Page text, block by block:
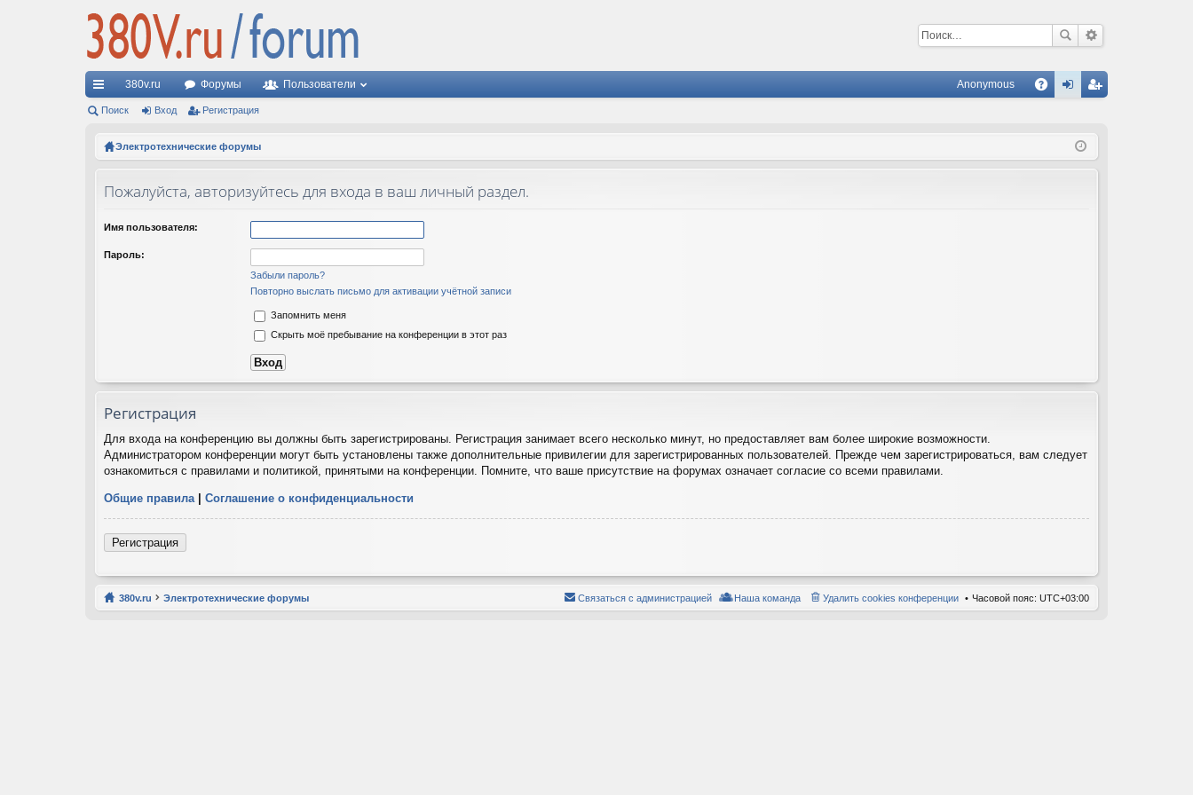
С
с
380v.ru Форумы Пользователи Anonymous
ис
Поиск Вход Регистрация
Электротехнические форумы
Пожалуйста, авторизуйтесь для входа в ваш личный раздел.
Имя пользователя:
Пароль:
Забыли пароль?
Повторно выслать письмо для активации учётной записи
Запомнить меня
Скрыть моё пребывание на конференции в этот раз
Регистрация
Для входа на конференцию вы должны быть зарегистрированы. Регистрация занимает всего несколько минут, но предоставляет вам более широкие возможности.
Администратором конференции могут быть установлены также дополнительные привилегии для зарегистрированных пользователей. Прежде чем зарегистрироваться, вам следует
ознакомиться с правилами и политикой, принятыми на конференции. Помните, что ваше присутствие на форумах означает согласие со всеми правилами.
Общие правила | Соглашение о конфиденциальности
Регистрация
380v.ru Электротехнические форумы Часовой пояс: UTC+03:00
Удалить cookies конференции
Наша команда
Связаться с администрацией